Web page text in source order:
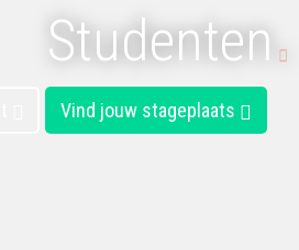
Studenten
Vind jouw stageplaats